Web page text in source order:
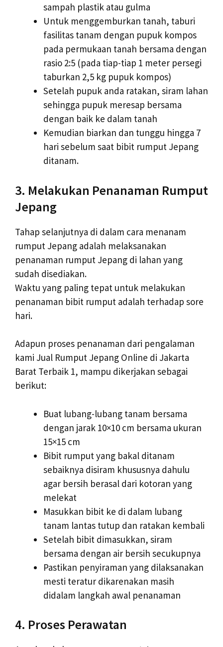
sampah plastik atau gulma
Untuk menggemburkan tanah, taburi
fasilitas tanam dengan pupuk kompos
pada permukaan tanah bersama dengan
rasio 2:5 (pada tiap-tiap 1 meter persegi
taburkan 2,5 kg pupuk kompos)
Setelah pupuk anda ratakan, siram lahan
sehingga pupuk meresap bersama
dengan baik ke dalam tanah
Kemudian biarkan dan tunggu hingga 7
hari sebelum saat bibit rumput Jepang
ditanam.
3. Melakukan Penanaman Rumput
Jepang
Tahap selanjutnya di dalam cara menanam
rumput Jepang adalah melaksanakan
penanaman rumput Jepang di lahan yang
sudah disediakan.
Waktu yang paling tepat untuk melakukan
penanaman bibit rumput adalah terhadap sore
hari.
Adapun proses penanaman dari pengalaman
kami Jual Rumput Jepang Online di Jakarta
Barat Terbaik 1, mampu dikerjakan sebagai
berikut:
Buat lubang-lubang tanam bersama
dengan jarak 10×10 cm bersama ukuran
15×15 cm
Bibit rumput yang bakal ditanam
sebaiknya disiram khususnya dahulu
agar bersih berasal dari kotoran yang
melekat
Masukkan bibit ke di dalam lubang
tanam lantas tutup dan ratakan kembali
Setelah bibit dimasukkan, siram
bersama dengan air bersih secukupnya
Pastikan penyiraman yang dilaksanakan
mesti teratur dikarenakan masih
didalam langkah awal penanaman
4. Proses Perawatan